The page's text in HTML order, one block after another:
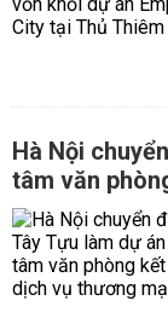
Hà Nội
tâm văn